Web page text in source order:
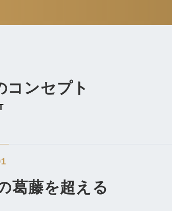
コンセプト
葛藤を超える